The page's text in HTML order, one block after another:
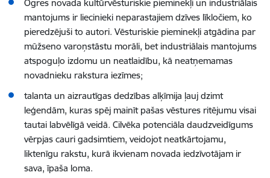
Ogres novada kultūrvēsturiskie pieminekļi un industriālais
mantojums ir liecinieki neparastajiem dzīves līkločiem, ko
pieredzējuši to autori. Vēsturiskie pieminekļi atgādina par
mūžseno varoņstāstu morāli, bet industriālais mantojums
atspoguļo izdomu un neatlaidību, kā neatņemamas
novadnieku rakstura iezīmes;
talanta un aizrautīgas dedzības alķīmija ļauj dzimt
leģendām, kuras spēj mainīt pašas vēstures ritējumu visai
tautai labvēlīgā veidā. Cilvēka potenciāla daudzveidīgums
vērpjas cauri gadsimtiem, veidojot neatkārtojamu,
liktenīgu rakstu, kurā ikvienam novada iedzīvotājam ir
sava, īpaša loma.